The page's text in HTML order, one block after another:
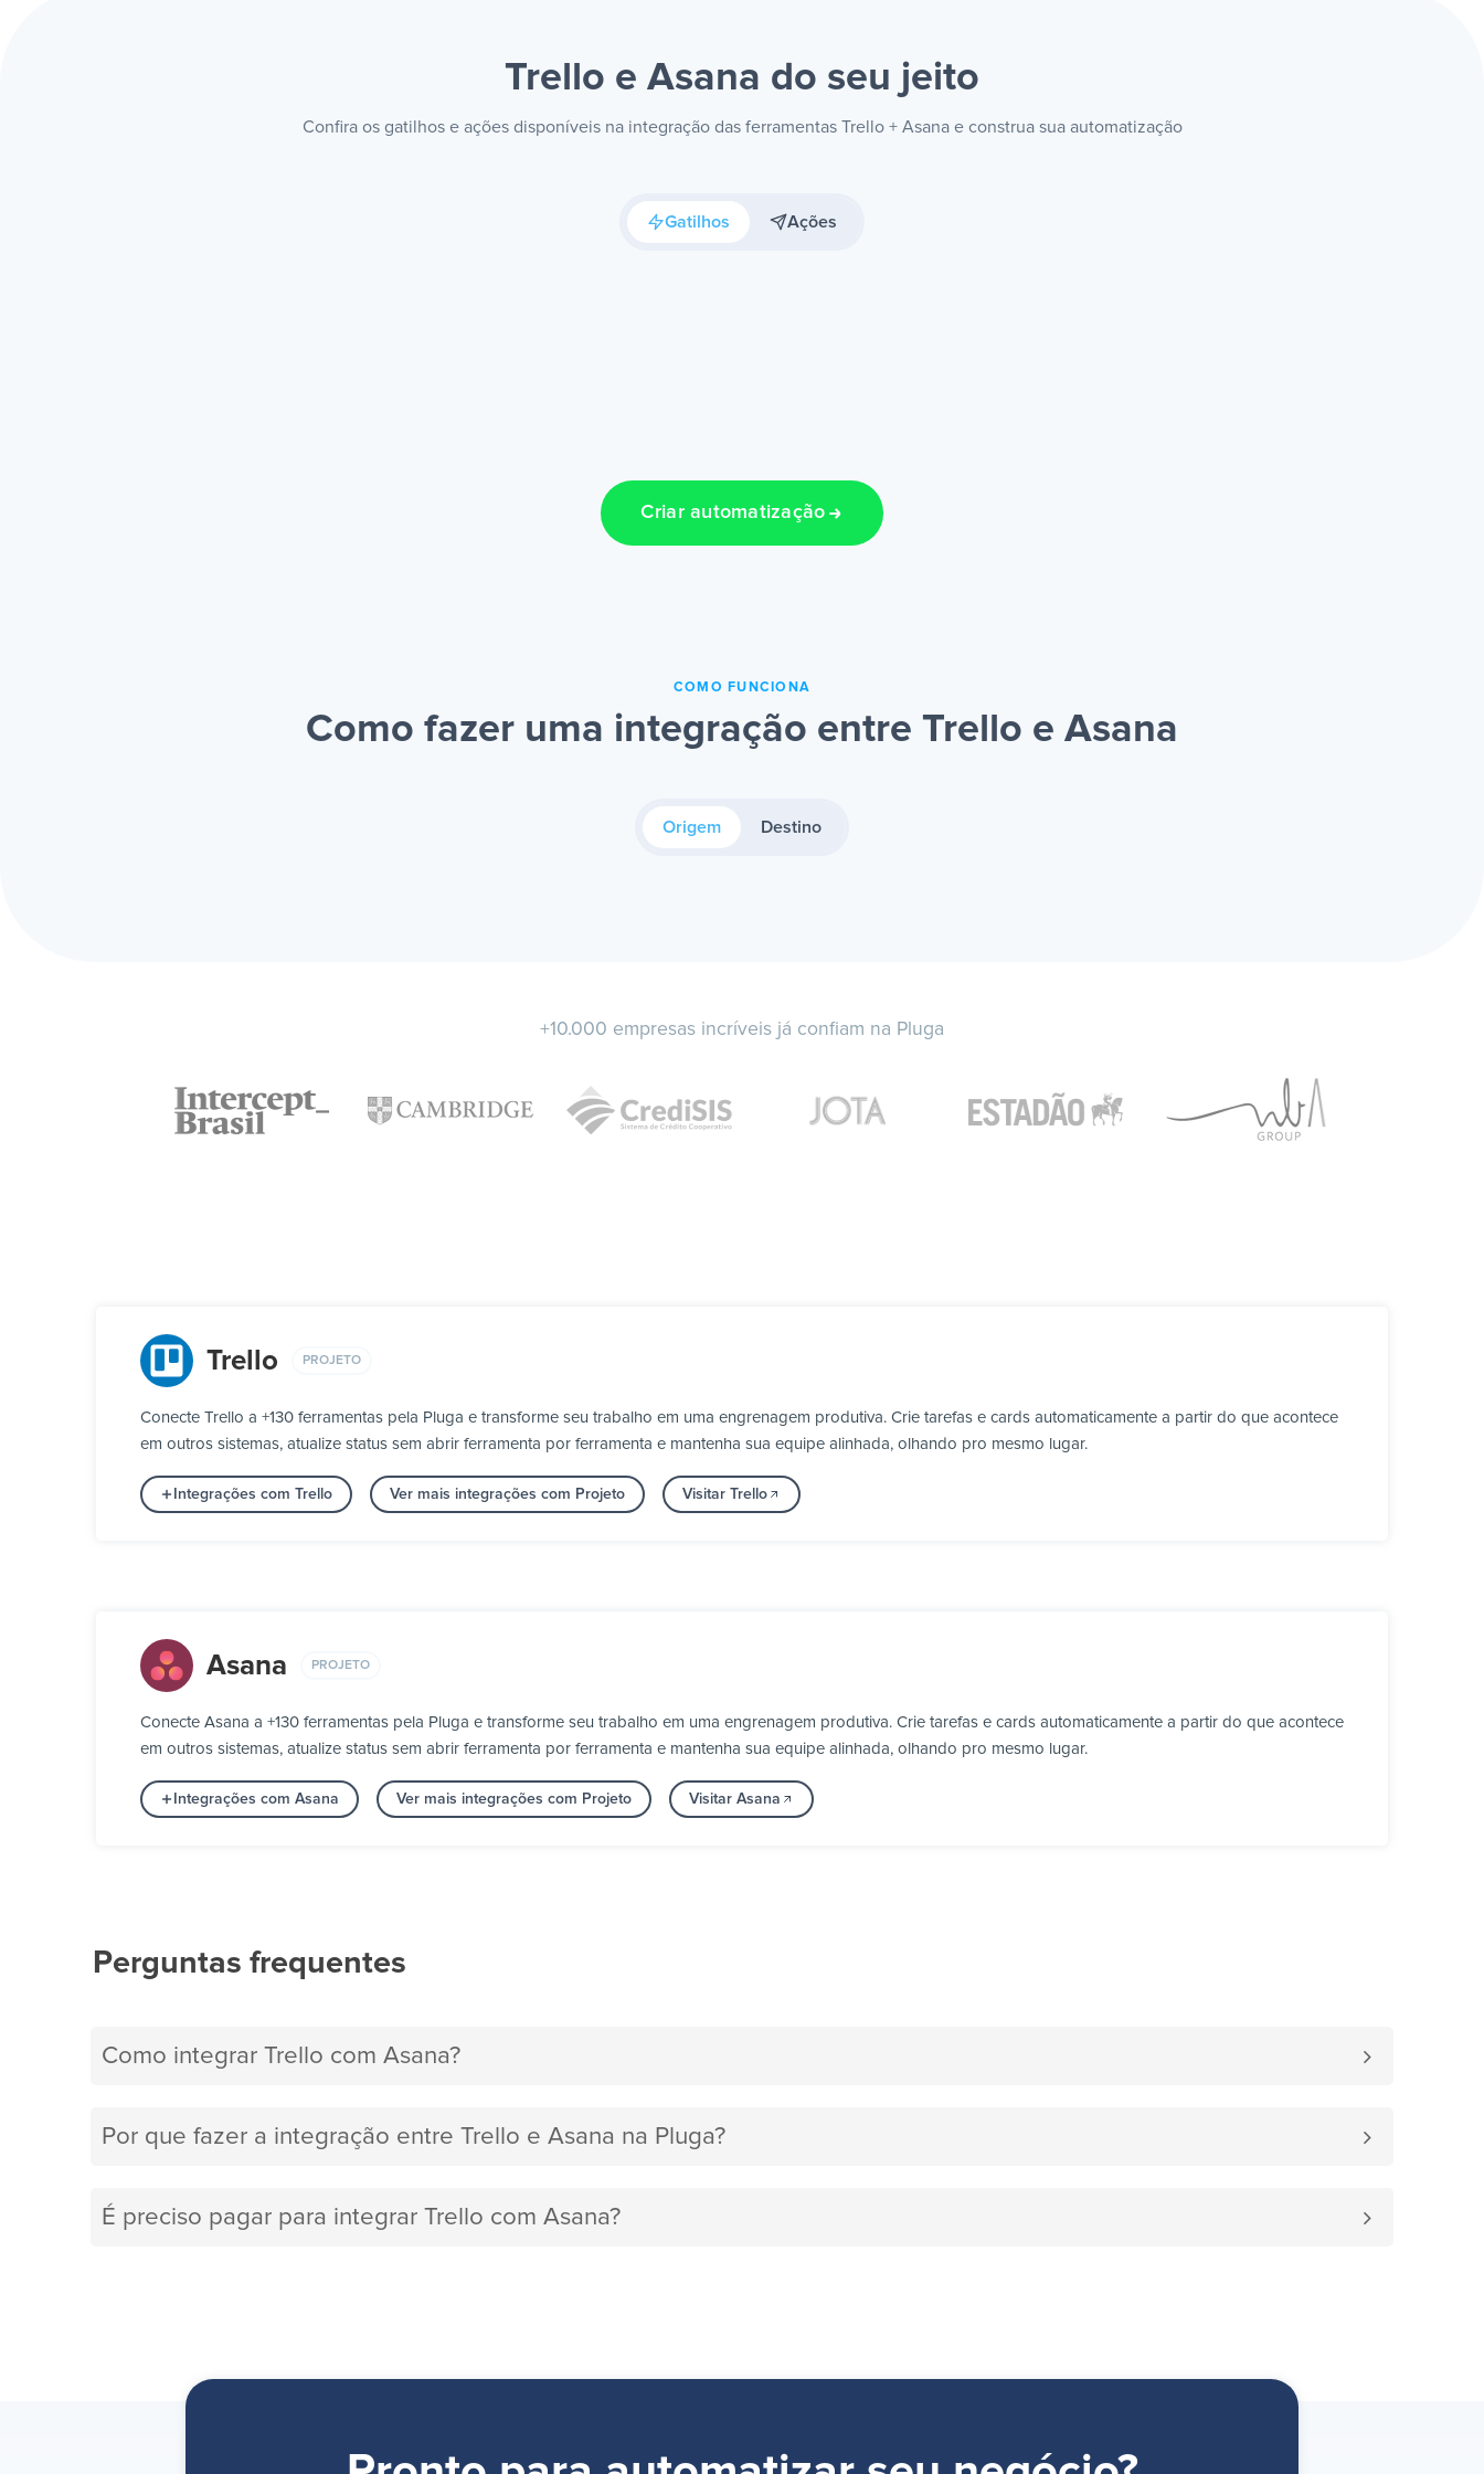
Trello e Asana do seu jeito
Confira os gatilhos e ações disponíveis na integração das ferramentas Trello + Asana e construa sua automatização
Gatilhos Ações
Criar automatização
COMO FUNCIONA
Como fazer uma integração entre Trello e Asana
Origem Destino
+10.000 empresas incríveis já confiam na Pluga
Trello PROJETO
Conecte Trello a +130 ferramentas pela Pluga e transforme seu trabalho em uma engrenagem produtiva. Crie tarefas e cards automaticamente a partir do que acontece
em outros sistemas, atualize status sem abrir ferramenta por ferramenta e mantenha sua equipe alinhada, olhando pro mesmo lugar.
Integrações com Trello Ver mais integrações com Projeto Visitar Trello
Asana PROJETO
Conecte Asana a +130 ferramentas pela Pluga e transforme seu trabalho em uma engrenagem produtiva. Crie tarefas e cards automaticamente a partir do que acontece
em outros sistemas, atualize status sem abrir ferramenta por ferramenta e mantenha sua equipe alinhada, olhando pro mesmo lugar.
Integrações com Asana Ver mais integrações com Projeto Visitar Asana
Perguntas frequentes
Como integrar Trello com Asana?
Por que fazer a integração entre Trello e Asana na Pluga?
É preciso pagar para integrar Trello com Asana?